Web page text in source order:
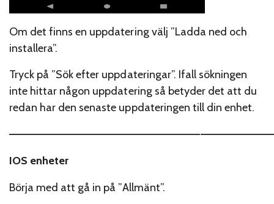
Om det finns en uppdatering välj ”Ladda ned och
installera”.
Tryck på ”Sök efter uppdateringar”. Ifall sökningen
inte hittar någon uppdatering så betyder det att du
redan har den senaste uppdateringen till din enhet.
IOS enheter
Börja med att gå in på ”Allmänt”.